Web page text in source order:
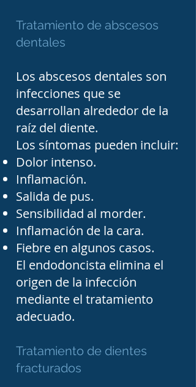
especializada, el uso de
tecnología moderna y la
calidad de los materiales
empleados durante el
tratamiento. Una
adecuada evaluación
clínica y radiográfica
permite establecer un
diagnóstico preciso y
seleccionar el
procedimiento más
adecuado para cada
paciente.
En esta sección del
Tampico podrás consultar
información sobre
Tratamiento de abscesos
dentales
Los abscesos dentales son
infecciones que se
desarrollan alrededor de la
raíz del diente.
Los síntomas pueden incluir:
Dolor intenso.
Inflamación.
Salida de pus.
Sensibilidad al morder.
Inflamación de la cara.
Fiebre en algunos casos.
El endodoncista elimina el
origen de la infección
mediante el tratamiento
adecuado.
Tratamiento de dientes
fracturados